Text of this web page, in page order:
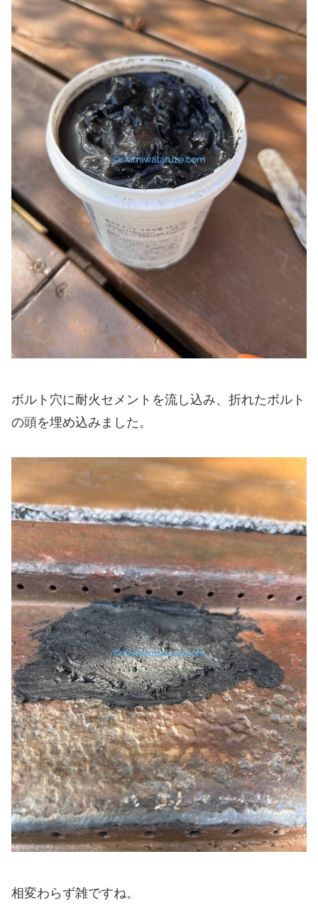
ボルト穴に耐火セメントを流し込み、折れたボルト
の頭を埋め込みました。
相変わらず雑ですね。